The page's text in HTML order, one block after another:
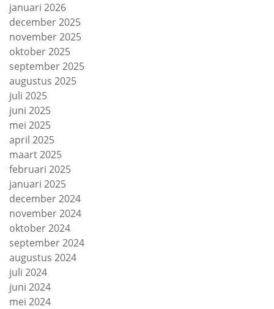
januari 2026
december 2025
november 2025
oktober 2025
september 2025
augustus 2025
juli 2025
juni 2025
mei 2025
april 2025
maart 2025
februari 2025
januari 2025
december 2024
november 2024
oktober 2024
september 2024
augustus 2024
juli 2024
juni 2024
mei 2024